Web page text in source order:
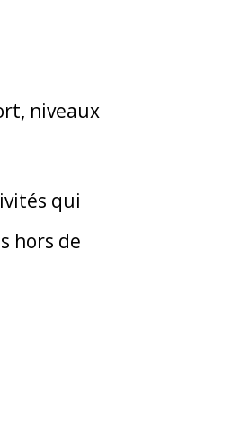
niveaux
qui
hors de